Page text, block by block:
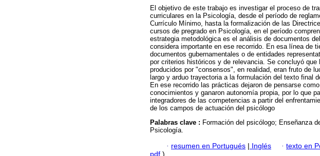
El objetivo de este trabajo es investigar el proceso de
curriculares en la Psicología, desde el período de
Currículo Mínimo, hasta la formalización de las
cursos de pregrado en Psicología, en el período
estrategia metodológica es el análisis de documentos
considera importante en ese recorrido. En esa línea de
documentos gubernamentales o de entidades
por criterios históricos y de relevancia. Se concluyó que
producidos por "consensos", en realidad, eran fruto de
largo y arduo trayectoria a la formulación del texto final
En ese recorrido las prácticas dejaron de pensarse
conocimientos y ganaron autonomía propia, por lo que
integradores de las competencias a partir del
de los campos de actuación del psicólogo
Palabras clave : Formación del psicólogo; Enseñanza
Psicología.
· resumen en Portugués | Inglés · texto en
pdf )